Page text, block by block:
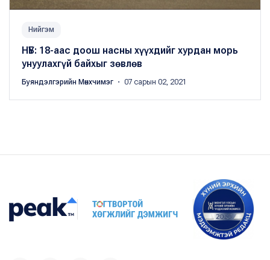
Нийгэм
​НҮБ: 18-аас доош насны хүүхдийг хурдан морь
унуулахгүй байхыг зөвлөв
Буяндэлгэрийн Мөнхчимэг ・ 07 сарын 02, 2021